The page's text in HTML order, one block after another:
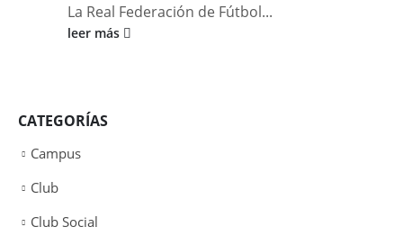
La Real Federación de Fútbol...
leer más
CATEGORÍAS
Campus
Club
Club Social